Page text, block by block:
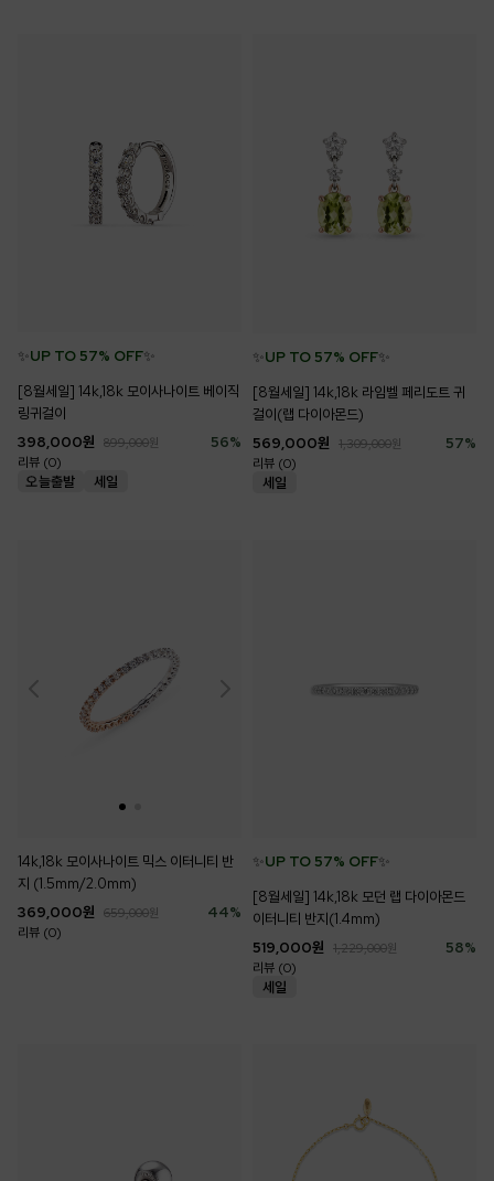
✨UP TO 57% OFF✨
[8월세일] 14k,18k 모이사나이트 베이직
링귀걸이
56%
398,000원 899,000원
리뷰 (0)
✨UP TO 57% OFF✨
[8월세일] 14k,18k 라임벨 페리도트 귀
걸이(랩 다이아몬드)
57%
569,000원 1,309,000원
리뷰 (0)
14k,18k 모이사나이트 믹스 이터니티 반
지 (1.5mm/2.0mm)
44%
369,000원 659,000원
리뷰 (0)
✨UP TO 57% OFF✨
[8월세일] 14k,18k 모던 랩 다이아몬드
이터니티 반지(1.4mm)
58%
519,000원 1,229,000원
리뷰 (0)